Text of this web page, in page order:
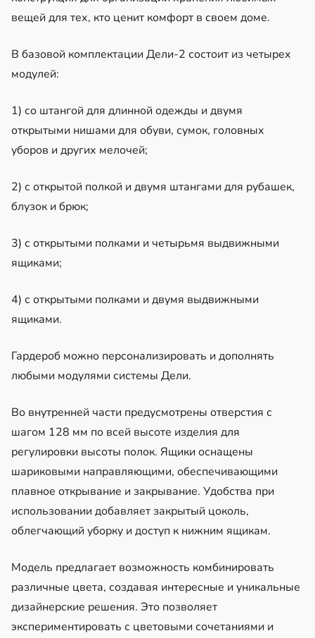
вещей для тех, кто ценит комфорт в своем доме.
В базовой комплектации Дели-2 состоит из четырех
модулей:
1) со штангой для длинной одежды и двумя
открытыми нишами для обуви, сумок, головных
уборов и других мелочей;
2) с открытой полкой и двумя штангами для рубашек,
блузок и брюк;
3) с открытыми полками и четырьмя выдвижными
ящиками;
4) с открытыми полками и двумя выдвижными
ящиками.
Гардероб можно персонализировать и дополнять
любыми модулями системы Дели.
Во внутренней части предусмотрены отверстия с
шагом 128 мм по всей высоте изделия для
регулировки высоты полок. Ящики оснащены
шариковыми направляющими, обеспечивающими
плавное открывание и закрывание. Удобства при
использовании добавляет закрытый цоколь,
облегчающий уборку и доступ к нижним ящикам.
Модель предлагает возможность комбинировать
различные цвета, создавая интересные и уникальные
дизайнерские решения. Это позволяет
экспериментировать с цветовыми сочетаниями и